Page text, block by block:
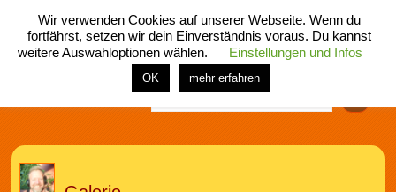
menü
home rubrik buch comic spiel fotos shop
Wir verwenden Cookies auf unserer Webseite. Wenn du
fortfährst, setzen wir dein Einverständnis voraus. Du kannst
weitere Auswahloptionen wählen.
Einstellungen und Infos
OK mehr erfahren